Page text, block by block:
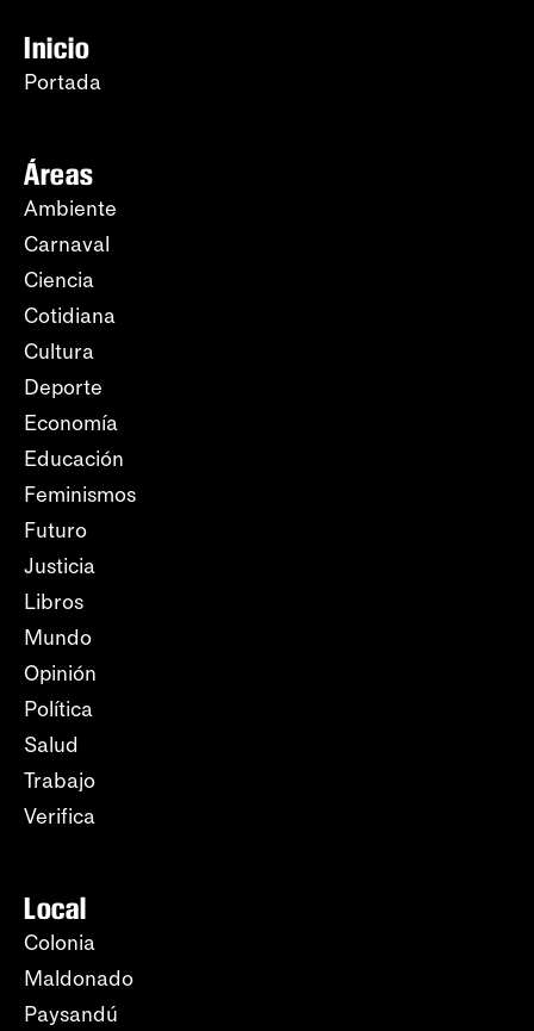
Inicio
Portada
Áreas
Ambiente
Carnaval
Ciencia
Cotidiana
Cultura
Deporte
Economía
Educación
Feminismos
Futuro
Justicia
Libros
Mundo
Opinión
Política
Salud
Trabajo
Verifica
Local
Colonia
Maldonado
Paysandú